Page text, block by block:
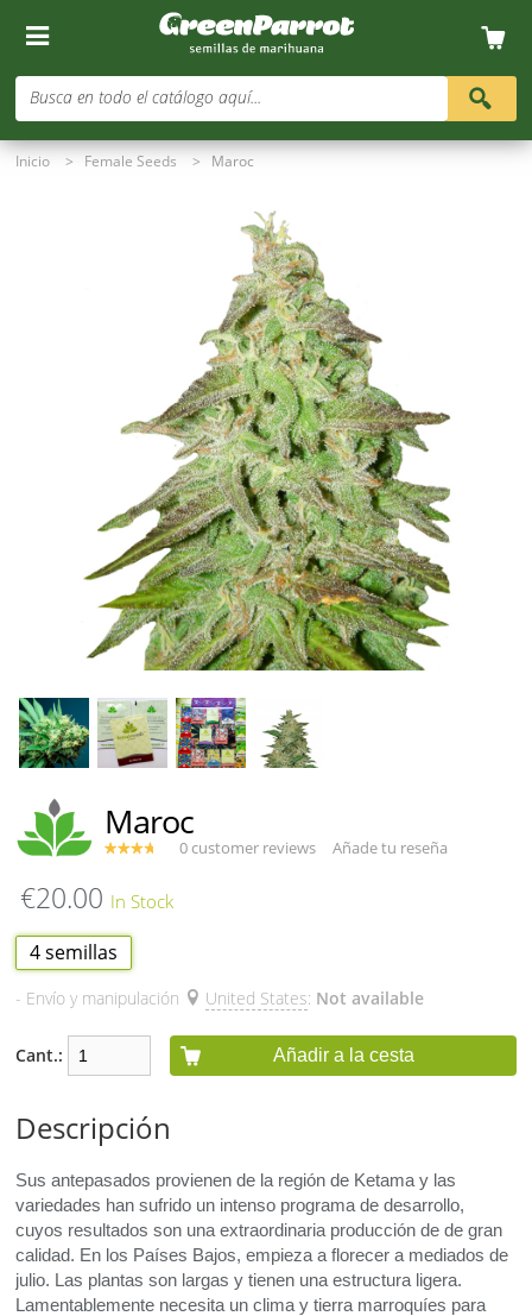
Busca en todo el catálogo aquí...
Inicio > Female Seeds > Maroc
Maroc
0 customer reviews Añade tu reseña
€20.00
4 semillas
- Envío y manipulación United States: Not available
Cant.: Añadir a la cesta
Descripción
Sus antepasados provienen de la región de Ketama y las
variedades han sufrido un intenso programa de desarrollo,
cuyos resultados son una extraordinaria producción dede gran
calidad. En los Países Bajos, empieza a florecer a mediados de
julio. Las plantas son largas y tienen una estructura ligera.
Lamentablemente necesita un clima y tierra marroquíes para